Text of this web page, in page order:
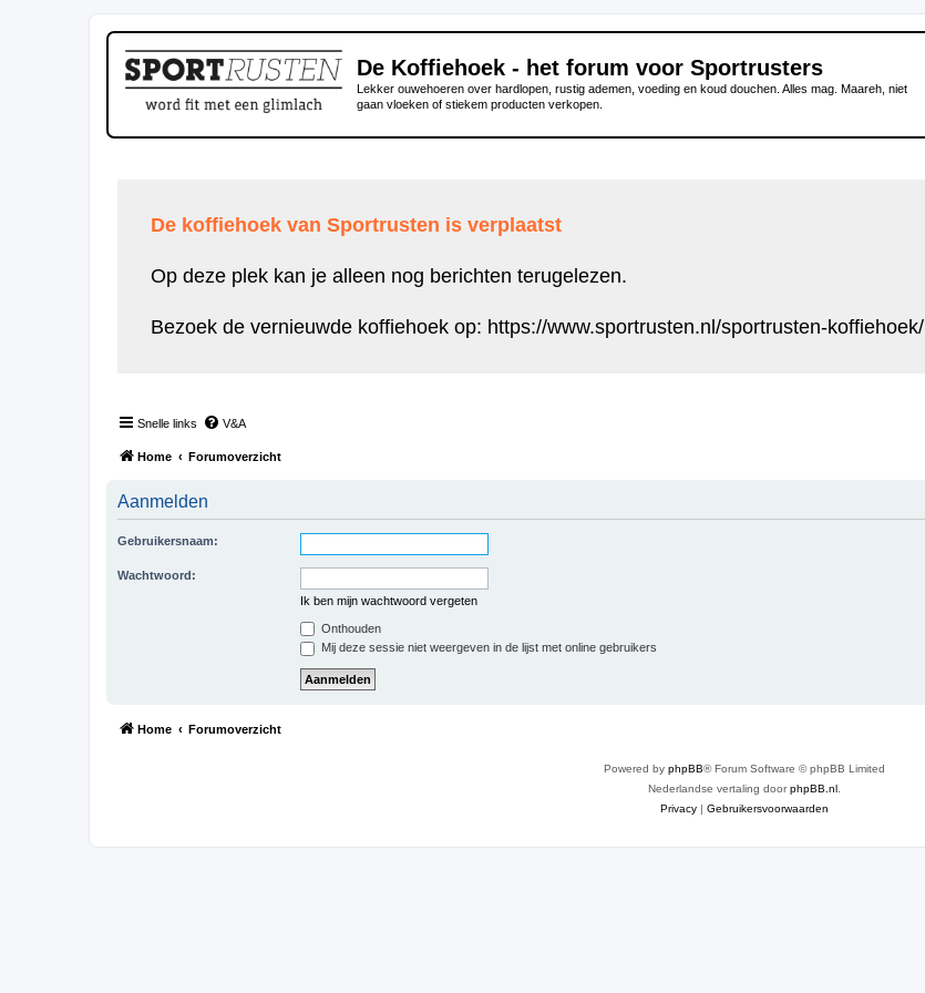
De Koffiehoek - het forum voor Sportrusters
Lekker ouwehoeren over hardlopen, rustig ademen, voeding en koud douchen. Alles mag. Maareh, niet
gaan vloeken of stiekem producten verkopen.
De koffiehoek van Sportrusten is verplaatst
Op deze plek kan je alleen nog berichten terugelezen.
Bezoek de vernieuwde koffiehoek op: https://www.sportrusten.nl/sportrusten-koffiehoek/
Snelle links V&A
Home Forumoverzicht
Aanmelden
Gebruikersnaam:
Wachtwoord:
Ik ben mijn wachtwoord vergeten
Onthouden
Mij deze sessie niet weergeven in de lijst met online gebruikers
Home Forumoverzicht
Powered by phpBB® Forum Software © phpBB Limited
Nederlandse vertaling doorphpBB.nl
Privacy | Gebruikersvoorwaarden